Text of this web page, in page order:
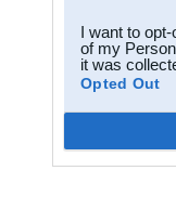
I want to
of my
it was
Opted Out